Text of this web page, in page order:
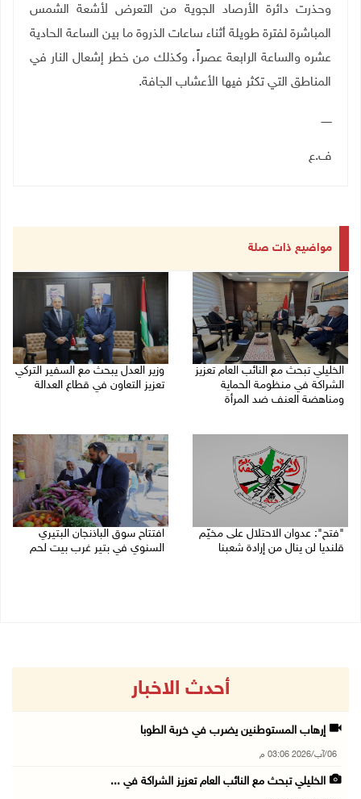
وحذرت دائرة الأرصاد الجوية من التعرض لأشعة الشمس
المباشرة لفترة طويلة أثناء ساعات الذروة ما بين الساعة الحادية
عشره والساعة الرابعة عصراً، وكذلك من خطر إشعال النار في
المناطق التي تكثر فيها الأعشاب الجافة.
ــــــ
ف.ع
مواضيع ذات صلة
الخليلي تبحث مع النائب العام تعزيز
الشراكة في منظومة الحماية
ومناهضة العنف ضد المرأة
وزير العدل يبحث مع السفير التركي
تعزيز التعاون في قطاع العدالة
"فتح": عدوان الاحتلال على مخيّم
قلنديا لن ينال من إرادة شعبنا
افتتاح سوق الباذنجان البتيري
السنوي في بتير غرب بيت لحم
أحدث الاخبار
إرهاب المستوطنين يضرب في خربة الطوبا
06/آب/2026 03:06 م
الخليلي تبحث مع النائب العام تعزيز الشراكة في ...